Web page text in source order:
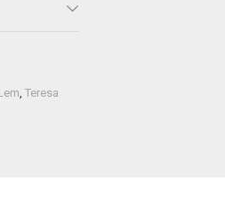
, Teresa